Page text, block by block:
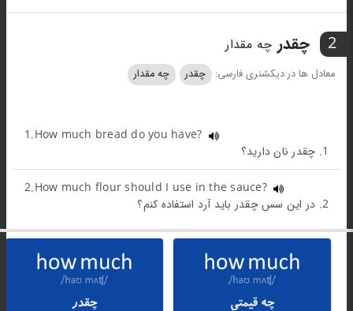
2 چقدر چه مقدار
معادل ها در دیکشنری فارسی: چقدر چه مقدار
1.How much bread do you have?
1. چقدر نان دارید؟
2.How much flour should I use in the sauce?
2. در این سس چقدر باید آرد استفاده کنم؟